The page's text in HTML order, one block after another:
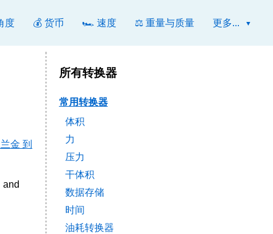
度 💰 货币 🏎️ 速度 ⚖️ 重量与质量 更多...
金 到
and
所有转换器
常用转换器
体积
力
压力
干体积
数据存储
时间
油耗转换器